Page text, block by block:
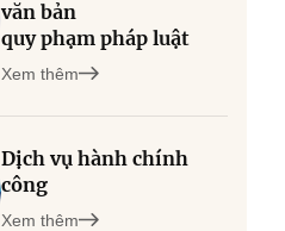
văn bản
quy phạm pháp luật
Xem thêm
Dịch vụ hành chính
công
Xem thêm